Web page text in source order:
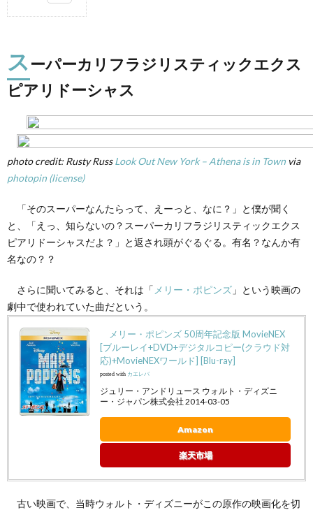
1.
フラ
ジリ
ステ
クエ
クス
ピア
リド
ャス
2.
そも
そも
どう
いう
の？
3.
知る
と奥
深い
長大
語
ス ーパーカリフラジリスティックエクス
ピアリドーシャス
photo credit: Rusty RussLook Out New York – Athena is in Town via
photopin (license)
「そのスーパーなんたらって、えーっと、なに？」と僕が聞く
と、「えっ、知らないの？スーパーカリフラジリスティックエクス
ピアリドーシャスだよ？」と返され頭がぐるぐる。有名？なんか有
名なの？？
さらに聞いてみると、それは「 メリー・ポピンズ 」という映画の
劇中で使われていた曲だという。
メリー・ポピンズ 50周年記念版 MovieNEX
[ブルーレイ+DVD+デジタルコピー(クラウド対
応)+MovieNEXワールド] [Blu-ray]
posted with カエレバ
ジュリー・アンドリュース ウォルト・ディズニ
ー・ジャパン株式会社 2014-03-05
Amazon
楽天市場
古い映画で、当時ウォルト・ディズニーがこの原作の映画化を切